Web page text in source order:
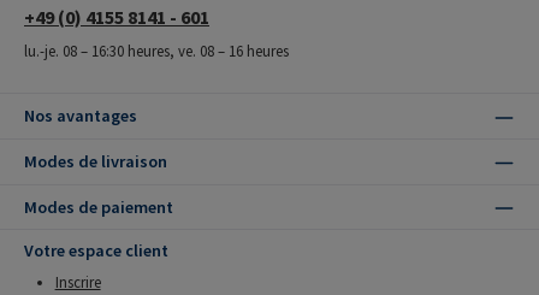
+49 (0) 4155 8141 - 601
lu.-je. 08 – 16:30 heures, ve. 08 – 16 heures
Nos avantages
Modes de livraison
Modes de paiement
Votre espace client
Inscrire